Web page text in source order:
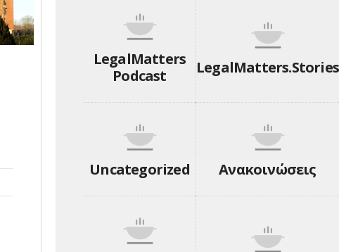
LegalMatters
Podcast
LegalMatters.Stories
Uncategorized Ανακοινώσεις